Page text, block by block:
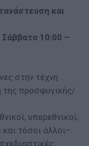
και
10:00 –
στην τέχνη
της προσφυγικής/
υπερεθνικοί,
και τόσοι άλλοι–